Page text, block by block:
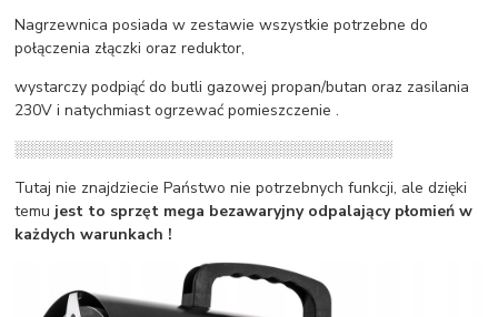
Nagrzewnica posiada w zestawie wszystkie potrzebne do
połączenia złączki oraz reduktor,
wystarczy podpiąć do butli gazowej propan/butan oraz zasilania
230V i natychmiast ogrzewać pomieszczenie .
░░░░░░░░░░░░░░░░░░░░░░░░░░░░░░░░░░
Tutaj nie znajdziecie Państwo nie potrzebnych funkcji, ale dzięki
temu jest to sprzęt mega bezawaryjny odpalający płomień w
każdych warunkach !